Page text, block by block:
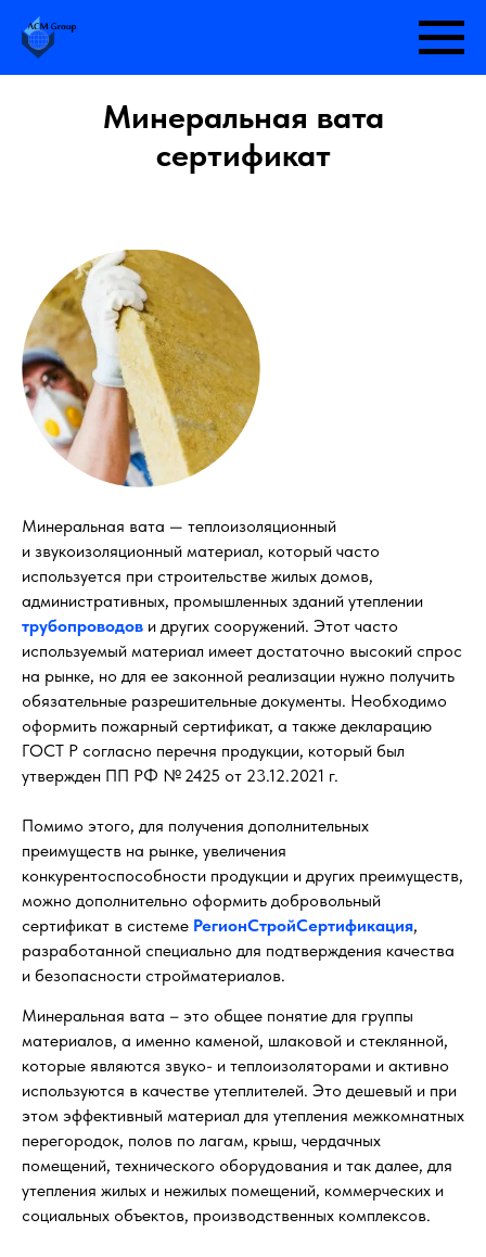
Минеральная вата
сертификат
Минеральная вата — теплоизоляционный
и звукоизоляционный материал, который часто
используется при строительстве жилых домов,
административных, промышленных зданий утеплении
трубопроводов и других сооружений. Этот часто
используемый материал имеет достаточно высокий спрос
на рынке, но для ее законной реализации нужно получить
обязательные разрешительные документы. Необходимо
оформить пожарный сертификат, а также декларацию
ГОСТ Р согласно перечня продукции, который был
утвержден ПП РФ № 2425 от 23.12.2021 г.
Помимо этого, для получения дополнительных
преимуществ на рынке, увеличения
конкурентоспособности продукции и других преимуществ,
можно дополнительно оформить добровольный
сертификат в системе РегионСтройСертификация,
разработанной специально для подтверждения качества
и безопасности стройматериалов.
Минеральная вата – это общее понятие для группы
материалов, а именно каменой, шлаковой и стеклянной,
которые являются звуко- и теплоизоляторами и активно
используются в качестве утеплителей. Это дешевый и при
этом эффективный материал для утепления межкомнатных
перегородок, полов по лагам, крыш, чердачных
помещений, технического оборудования и так далее, для
утепления жилых и нежилых помещений, коммерческих и
социальных объектов, производственных комплексов.